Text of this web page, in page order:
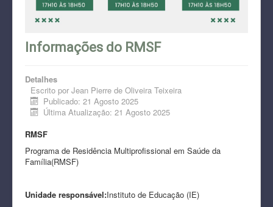
Informações do RMSF
Detalhes
Escrito por Jean Pierre de Oliveira Teixeira
Publicado: 21 Agosto 2025
Última Atualização: 21 Agosto 2025
RMSF
Programa de Residência Multiprofissional em Saúde da
Família(RMSF)
Unidade responsável:Instituto de Educação (IE)